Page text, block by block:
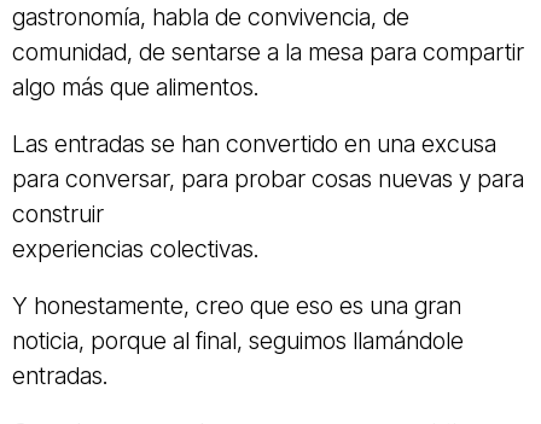
gastronomía, habla de convivencia, de
comunidad, de sentarse a la mesa para compartir
algo más que alimentos.
Las entradas se han convertido en una excusa
para conversar, para probar cosas nuevas y para
construir
experiencias colectivas.
Y honestamente, creo que eso es una gran
noticia, porque al final, seguimos llamándole
entradas.